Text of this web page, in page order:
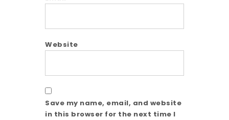
Website
Save my name, email, and website
in this browser for the next time I